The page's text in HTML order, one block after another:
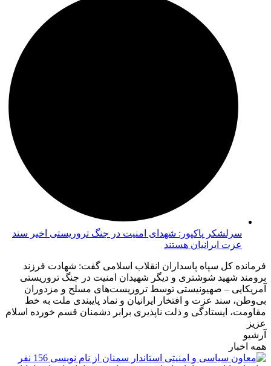
سرلشکر پاکپور: شهدای امنیت در جنگ تروریستی اخیر سند
عزت ایرانیان هستند
فرمانده کل سپاه پاسداران انقلاب اسلامی گفت: شهادت فرزند
برومند شهید شوشتری و دیگر شهیدان امنیت در جنگ تروریستی
آمریکایی – صهیونیستی توسط تروریست‌های مسلح و مزدوران
بی‌وطن، سند عزت و افتخار ایرانیان و نماد پایبندی ملت به خط
مقاومت، ایستادگی و ذلت ناپذیری برابر دشمنان قسم خورده اسلام
عزیز
آرشیو
همه اخبار